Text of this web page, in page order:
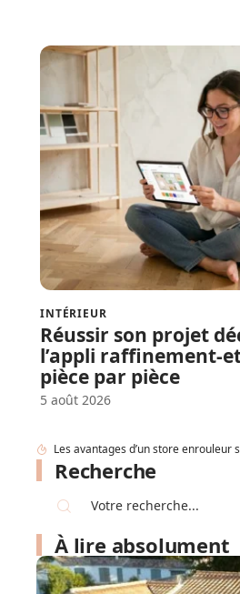
INTÉRIEUR
Réussir son projet
l’appli raffinement-
pièce par pièce
5 août 2026
Recherche
À lire absolument